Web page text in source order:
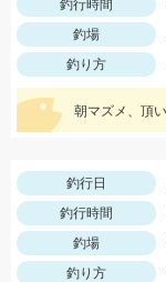
釣行時間
釣場
釣り方
釣行日
釣行時間
釣場
釣り方